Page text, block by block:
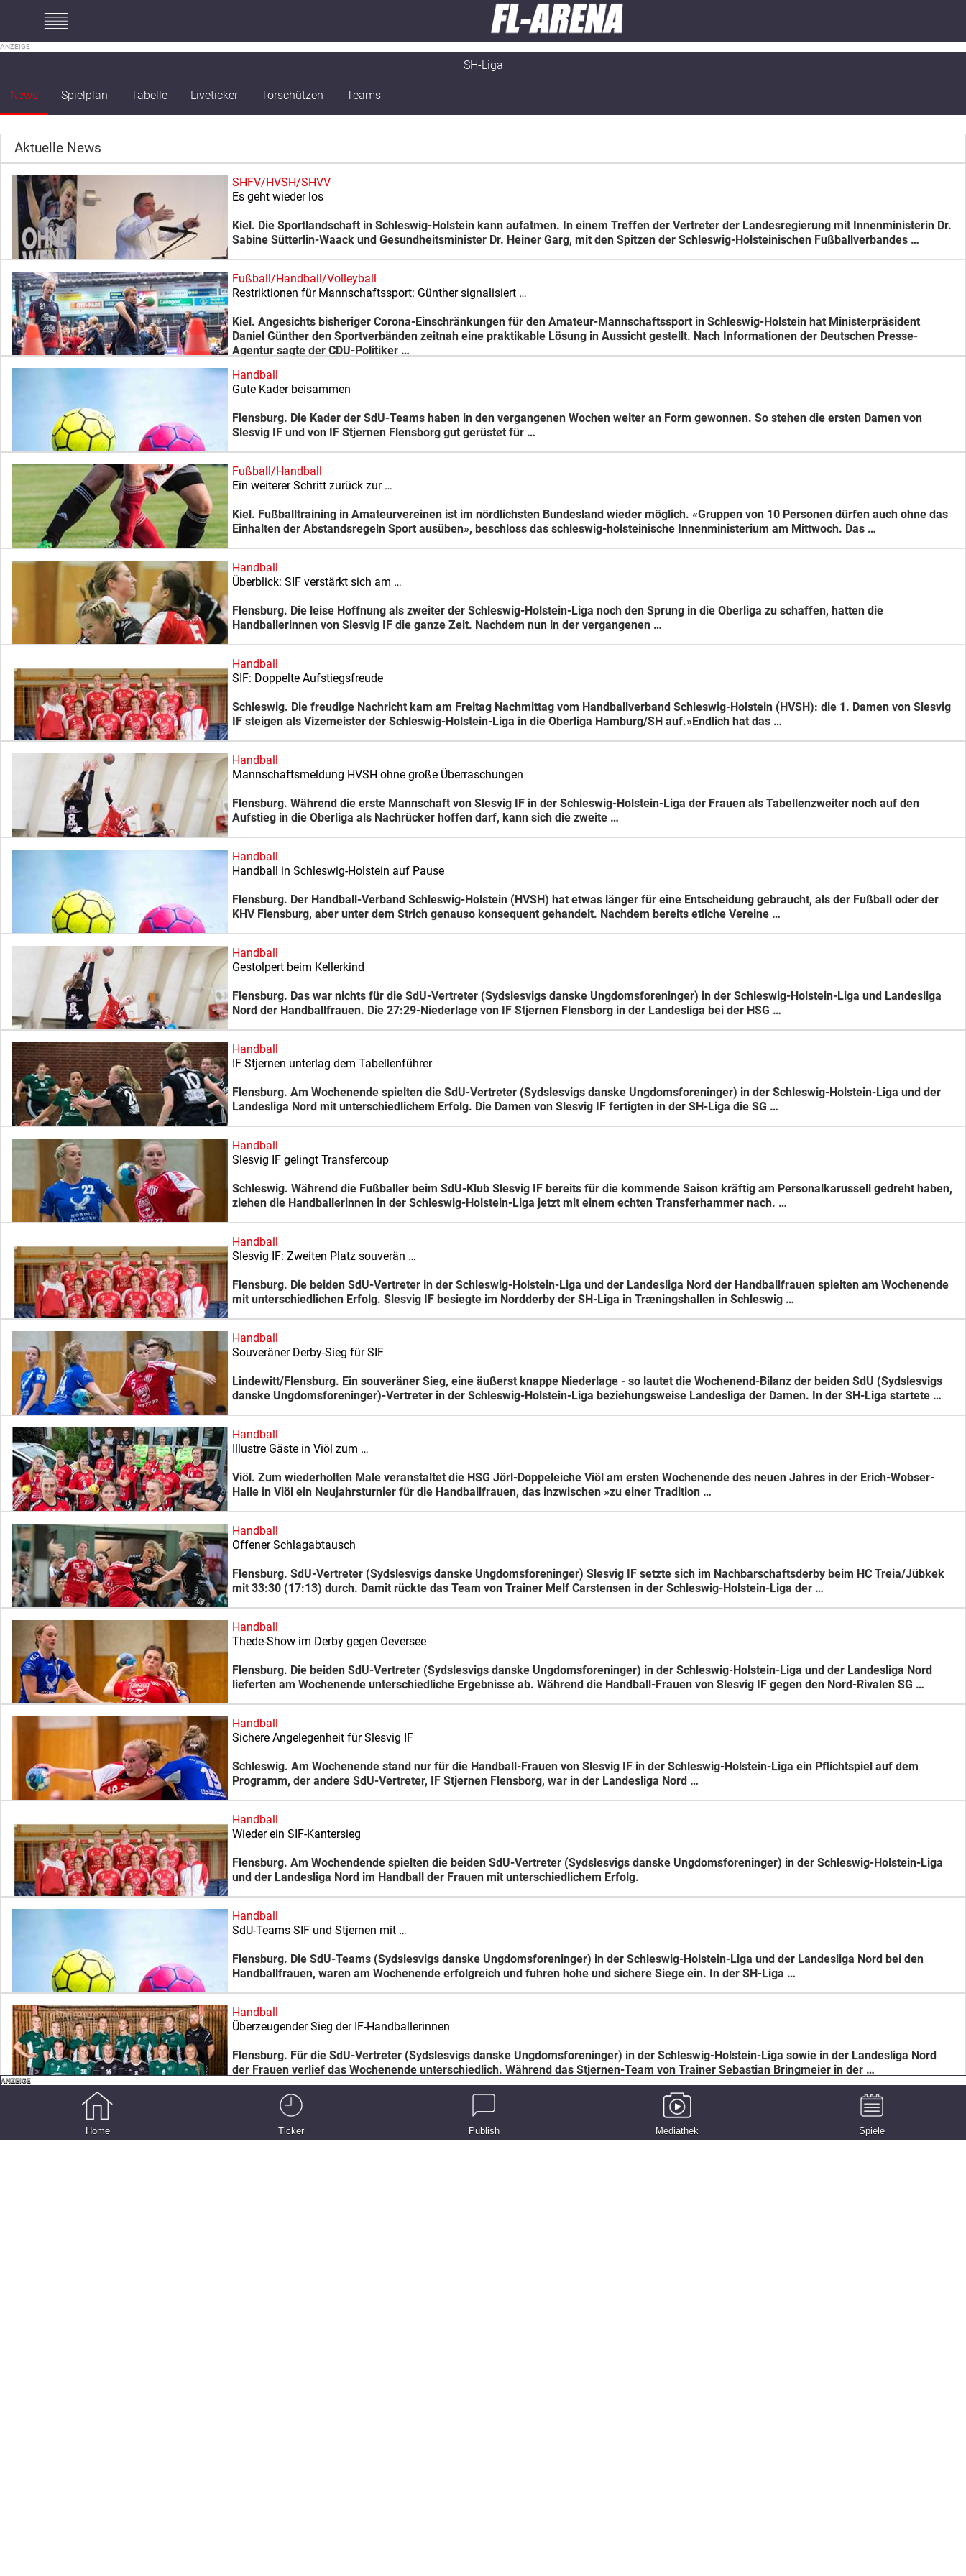
SH-Liga
News Spielplan Tabelle Liveticker Torschützen Teams
Aktuelle News
SHFV/HVSH/SHVV
Es geht wieder los
Kiel. Die Sportlandschaft in Schleswig-Holstein kann aufatmen. In einem Treffen der Vertreter der Landesregierung mit Innenministerin Dr.
Sabine Sütterlin-Waack und Gesundheitsminister Dr. Heiner Garg, mit den Spitzen der Schleswig-Holsteinischen Fußballverbandes …
Fußball/Handball/Volleyball
Restriktionen für Mannschaftssport: Günther signalisiert …
Kiel. Angesichts bisheriger Corona-Einschränkungen für den Amateur-Mannschaftssport in Schleswig-Holstein hat Ministerpräsident
Daniel Günther den Sportverbänden zeitnah eine praktikable Lösung in Aussicht gestellt. Nach Informationen der Deutschen Presse-
Agentur sagte der CDU-Politiker …
Handball
Gute Kader beisammen
Flensburg. Die Kader der SdU-Teams haben in den vergangenen Wochen weiter an Form gewonnen. So stehen die ersten Damen von
Slesvig IF und von IF Stjernen Flensborg gut gerüstet für …
Fußball/Handball
Ein weiterer Schritt zurück zur …
Kiel. Fußballtraining in Amateurvereinen ist im nördlichsten Bundesland wieder möglich. «Gruppen von 10 Personen dürfen auch ohne das
Einhalten der Abstandsregeln Sport ausüben», beschloss das schleswig-holsteinische Innenministerium am Mittwoch. Das …
Handball
Überblick: SIF verstärkt sich am …
Flensburg. Die leise Hoffnung als zweiter der Schleswig-Holstein-Liga noch den Sprung in die Oberliga zu schaffen, hatten die
Handballerinnen von Slesvig IF die ganze Zeit. Nachdem nun in der vergangenen …
Handball
SIF: Doppelte Aufstiegsfreude
Schleswig. Die freudige Nachricht kam am Freitag Nachmittag vom Handballverband Schleswig-Holstein (HVSH): die 1. Damen von Slesvig
IF steigen als Vizemeister der Schleswig-Holstein-Liga in die Oberliga Hamburg/SH auf.»Endlich hat das …
Handball
Mannschaftsmeldung HVSH ohne große Überraschungen
Flensburg. Während die erste Mannschaft von Slesvig IF in der Schleswig-Holstein-Liga der Frauen als Tabellenzweiter noch auf den
Aufstieg in die Oberliga als Nachrücker hoffen darf, kann sich die zweite …
Handball
Handball in Schleswig-Holstein auf Pause
Flensburg. Der Handball-Verband Schleswig-Holstein (HVSH) hat etwas länger für eine Entscheidung gebraucht, als der Fußball oder der
KHV Flensburg, aber unter dem Strich genauso konsequent gehandelt. Nachdem bereits etliche Vereine …
Handball
Gestolpert beim Kellerkind
Flensburg. Das war nichts für die SdU-Vertreter (Sydslesvigs danske Ungdomsforeninger) in der Schleswig-Holstein-Liga und Landesliga
Nord der Handballfrauen. Die 27:29-Niederlage von IF Stjernen Flensborg in der Landesliga bei der HSG …
Handball
IF Stjernen unterlag dem Tabellenführer
Flensburg. Am Wochenende spielten die SdU-Vertreter (Sydslesvigs danske Ungdomsforeninger) in der Schleswig-Holstein-Liga und der
Landesliga Nord mit unterschiedlichem Erfolg. Die Damen von Slesvig IF fertigten in der SH-Liga die SG …
Handball
Slesvig IF gelingt Transfercoup
Schleswig. Während die Fußballer beim SdU-Klub Slesvig IF bereits für die kommende Saison kräftig am Personalkarussell gedreht haben,
ziehen die Handballerinnen in der Schleswig-Holstein-Liga jetzt mit einem echten Transferhammer nach. …
Handball
Slesvig IF: Zweiten Platz souverän …
Flensburg. Die beiden SdU-Vertreter in der Schleswig-Holstein-Liga und der Landesliga Nord der Handballfrauen spielten am Wochenende
mit unterschiedlichen Erfolg. Slesvig IF besiegte im Nordderby der SH-Liga in Træningshallen in Schleswig …
Handball
Souveräner Derby-Sieg für SIF
Lindewitt/Flensburg. Ein souveräner Sieg, eine äußerst knappe Niederlage - so lautet die Wochenend-Bilanz der beiden SdU (Sydslesvigs
danske Ungdomsforeninger)-Vertreter in der Schleswig-Holstein-Liga beziehungsweise Landesliga der Damen. In der SH-Liga startete …
Handball
Illustre Gäste in Viöl zum …
Viöl. Zum wiederholten Male veranstaltet die HSG Jörl-Doppeleiche Viöl am ersten Wochenende des neuen Jahres in der Erich-Wobser-
Halle in Viöl ein Neujahrsturnier für die Handballfrauen, das inzwischen »zu einer Tradition …
Handball
Offener Schlagabtausch
Flensburg. SdU-Vertreter (Sydslesvigs danske Ungdomsforeninger) Slesvig IF setzte sich im Nachbarschaftsderby beim HC Treia/Jübkek
mit 33:30 (17:13) durch. Damit rückte das Team von Trainer Melf Carstensen in der Schleswig-Holstein-Liga der …
Handball
Thede-Show im Derby gegen Oeversee
Flensburg. Die beiden SdU-Vertreter (Sydslesvigs danske Ungdomsforeninger) in der Schleswig-Holstein-Liga und der Landesliga Nord
lieferten am Wochenende unterschiedliche Ergebnisse ab. Während die Handball-Frauen von Slesvig IF gegen den Nord-Rivalen SG …
Handball
Sichere Angelegenheit für Slesvig IF
Schleswig. Am Wochenende stand nur für die Handball-Frauen von Slesvig IF in der Schleswig-Holstein-Liga ein Pflichtspiel auf dem
Programm, der andere SdU-Vertreter, IF Stjernen Flensborg, war in der Landesliga Nord …
Handball
Wieder ein SIF-Kantersieg
Flensburg. Am Wochendende spielten die beiden SdU-Vertreter (Sydslesvigs danske Ungdomsforeninger) in der Schleswig-Holstein-Liga
und der Landesliga Nord im Handball der Frauen mit unterschiedlichem Erfolg.
Handball
SdU-Teams SIF und Stjernen mit …
Flensburg. Die SdU-Teams (Sydslesvigs danske Ungdomsforeninger) in der Schleswig-Holstein-Liga und der Landesliga Nord bei den
Handballfrauen, waren am Wochenende erfolgreich und fuhren hohe und sichere Siege ein. In der SH-Liga …
Handball
Überzeugender Sieg der IF-Handballerinnen
Flensburg. Für die SdU-Vertreter (Sydslesvigs danske Ungdomsforeninger) in der Schleswig-Holstein-Liga sowie in der Landesliga Nord
der Frauen verlief das Wochenende unterschiedlich. Während das Stjernen-Team von Trainer Sebastian Bringmeier in der …
Home Ticker Publish Mediathek Spiele